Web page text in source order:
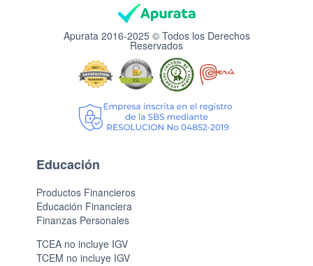
Apurata 2016-2025 © Todos los Derechos
Reservados
Educación
Productos Financieros
Educación Financiera
Finanzas Personales
TCEA no incluye IGV
TCEM no incluye IGV